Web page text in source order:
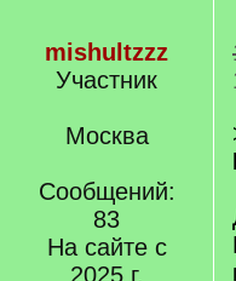
mishultzzz
Участник
Москва
Сообщений:
83
На сайте с
2025 г.